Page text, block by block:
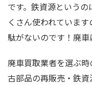
です。鉄資源という
くさん使われていま
駄がないのです！廃車
廃車買取業者を選ぶ
古部品の再販売・鉄